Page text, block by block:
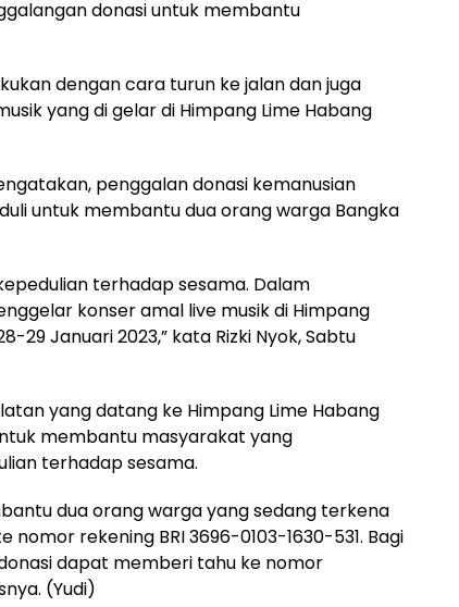
donasi untuk membantu
dengan cara turun ke jalan dan juga
yang di gelar di Himpang Lime Habang
penggalan donasi kemanusian
untuk membantu dua orang warga Bangka
terhadap sesama. Dalam
konser amal live musik di Himpang
29 Januari 2023,” kata Rizki Nyok, Sabtu
yang datang ke Himpang Lime Habang
membantu masyarakat yang
terhadap sesama.
dua orang warga yang sedang terkena
rekening BRI 3696-0103-1630-531. Bagi
dapat memberi tahu ke nomor
(Yudi)